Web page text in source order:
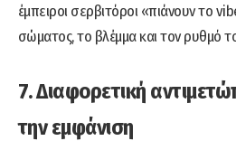
έμπειροι σερβιτόροι «πιάνουν το
σώματος, το βλέμμα και τον ρυθμό
7. Διαφορετική
την εμφάνιση